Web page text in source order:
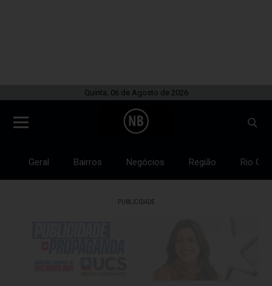
Quinta, 06 de Agosto de 2026
Geral Bairros Negócios Região Rio
PUBLICIDADE